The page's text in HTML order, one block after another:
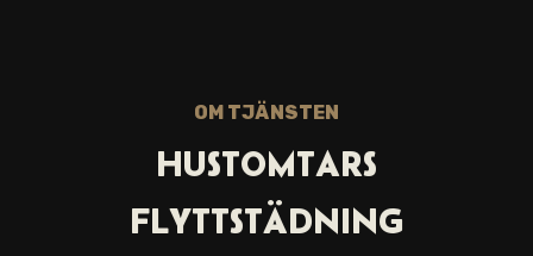
OM TJÄNSTEN
HUSTOMTARS
FLYTTSTÄDNING